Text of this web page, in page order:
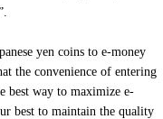
yen coins to e-money
the convenience of entering
best way to maximize e-
best to maintain the quality